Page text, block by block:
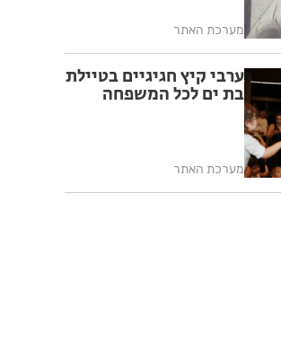
מערכת האתר
ערבי קיץ חגיגיים בטיילת
בת ים לכל המשפחה
מערכת האתר